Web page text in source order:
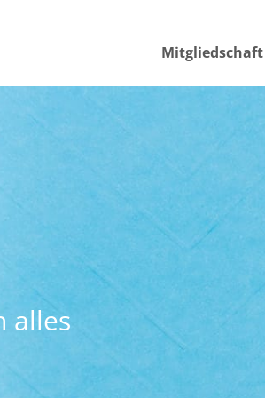
Mitgliedschaft
alles